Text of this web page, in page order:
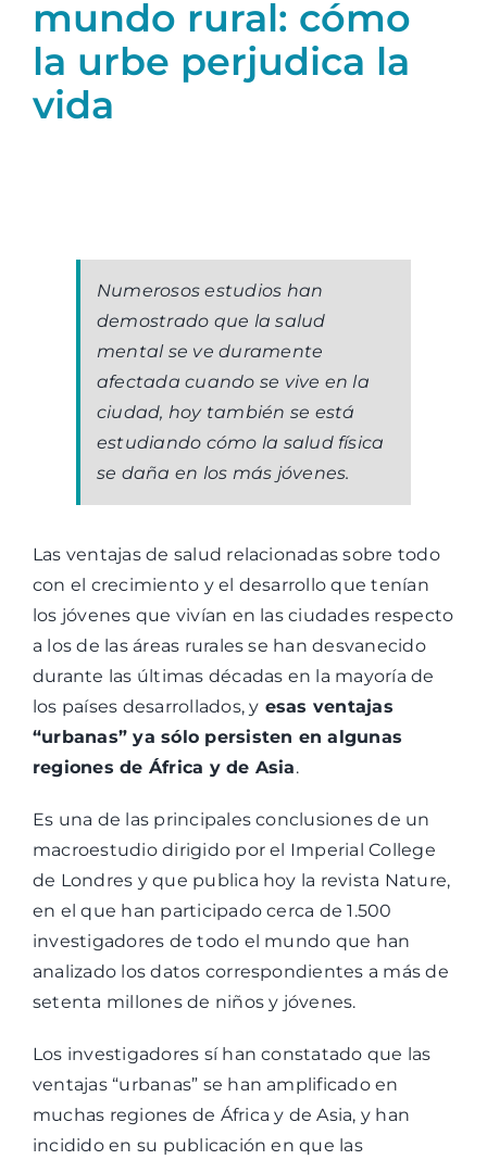
mundo rural: cómo
la urbe perjudica la
vida
Numerosos estudios han
demostrado que la salud
mental se ve duramente
afectada cuando se vive en la
ciudad, hoy también se está
estudiando cómo la salud física
se daña en los más jóvenes.
Las ventajas de salud relacionadas sobre todo
con el crecimiento y el desarrollo que tenían
los jóvenes que vivían en las ciudades respecto
a los de las áreas rurales se han desvanecido
durante las últimas décadas en la mayoría de
los países desarrollados, y esas ventajas
“urbanas” ya sólo persisten en algunas
regiones de África y de Asia.
Es una de las principales conclusiones de un
macroestudio dirigido por el Imperial College
de Londres y que publica hoy la revista Nature,
en el que han participado cerca de 1.500
investigadores de todo el mundo que han
analizado los datos correspondientes a más de
setenta millones de niños y jóvenes.
Los investigadores sí han constatado que las
ventajas “urbanas” se han amplificado en
muchas regiones de África y de Asia, y han
incidido en su publicación en que las